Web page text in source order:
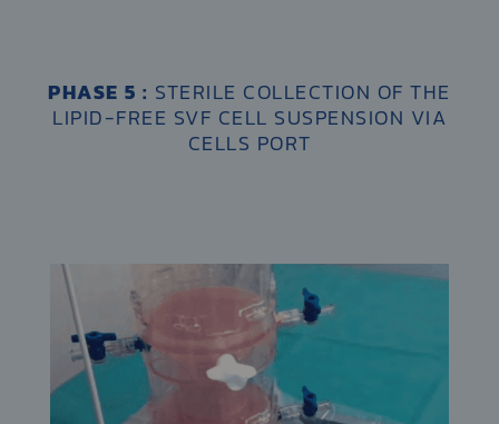
PHASE 5 : STERILE COLLECTION OF THE
LIPID-FREE SVF CELL SUSPENSION VIA
CELLS PORT